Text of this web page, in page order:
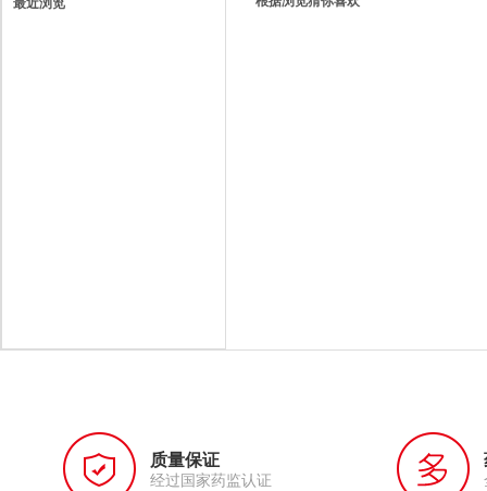
质量保证
经过国家药监认证